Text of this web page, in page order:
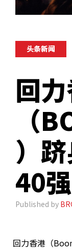
头条新闻
回
（
）
40强
Published by
回力香港（